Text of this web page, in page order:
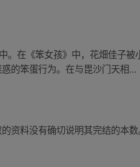
。在《笨女孩》中，花畑佳子
的笨蛋行为。在与毘沙门天相...
资料没有确切说明其完结的本